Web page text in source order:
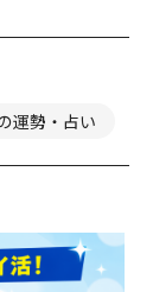
運勢・占い